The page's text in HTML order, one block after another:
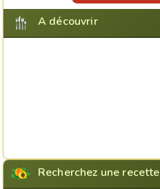
A découvrir
Recherchez une recette